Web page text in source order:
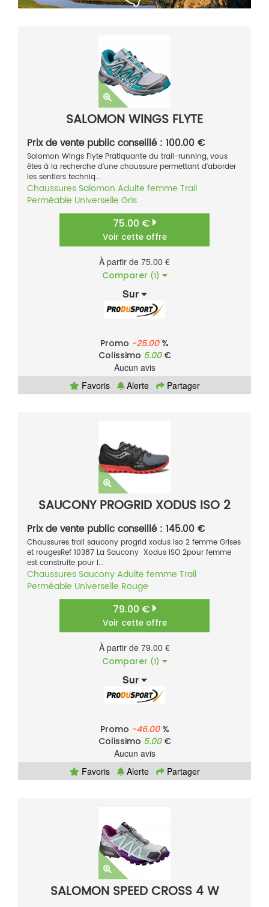
SALOMON WINGS FLYTE
Prix de vente public conseillé : 100.00 €
Salomon Wings Flyte Pratiquante du trail-running, vous
êtes à la recherche d'une chaussure permettant d'aborder
les sentiers techniq...
Chaussures Salomon Adulte femme Trail
Perméable Universelle Gris
75.00 €
Voir cette offre
À partir de 75.00 €
Comparer (1)
Sur
Promo -25.00%
Colissimo 5.00€
Aucun avis
Favoris
Alerte Partager
SAUCONY PROGRID XODUS ISO 2
Prix de vente public conseillé : 145.00 €
Chaussures trail saucony progrid xodus Iso 2 femme Grises
et rougesRef 10387 La Saucony Xodus ISO 2pour femme
est construite pour l...
Chaussures SauconyAdulte femme Trail
Perméable Universelle Rouge
79.00 €
Voir cette offre
À partir de 79.00 €
Comparer (1)
Sur
Promo -46.00%
Colissimo 5.00€
Aucun avis
Favoris
Alerte Partager
SALOMON SPEED CROSS 4 W